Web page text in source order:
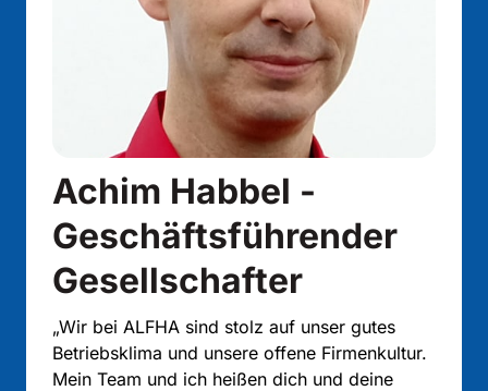
Achim Habbel -
Geschäftsführender
Gesellschafter
„Wir bei ALFHA sind stolz auf unser
Betriebsklima und unsere offene
Mein Team und ich heißen dich und